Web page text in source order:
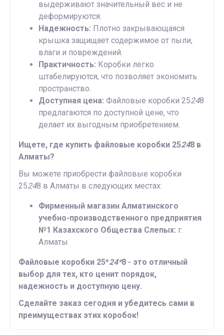
выдерживают значительный вес и не
деформируются.
Надежность: Плотно закрывающаяся
крышка защищает содержимое от пыли,
влаги и повреждений.
Практичность: Коробки легко
штабелируются, что позволяет экономить
пространство.
Доступная цена: Файловые коробки 25248
предлагаются по доступной цене, что
делает их выгодным приобретением.
Ищете, где купить файловые коробки 25248 в
Алматы?
Вы можете приобрести файловые коробки
25248 в Алматы в следующих местах:
Фирменный магазин Алматинского
учебно-производственного предприятия
№1 Казахского Общества Слепых: г.
Алматы
Файловые коробки 25*24*8 - это отличный
выбор для тех, кто ценит порядок,
надежность и доступную цену.
Сделайте заказ сегодня и убедитесь сами в
преимуществах этих коробок!